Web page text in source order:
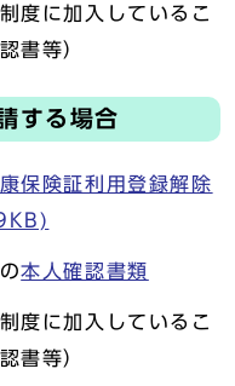
度に加入しているこ
書等）
する場合
保険証利用登録解除
本人確認書類
度に加入しているこ
書等）